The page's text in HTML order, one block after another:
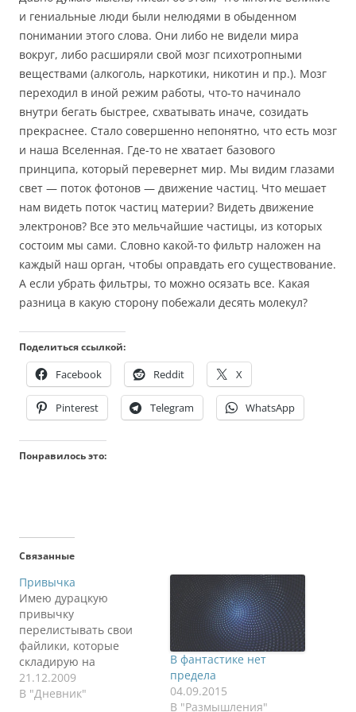
и гениальные люди были нелюдями в обыденном
понимании этого слова. Они либо не видели мира
вокруг, либо расширяли свой мозг психотропными
веществами (алкоголь, наркотики, никотин и пр.). Мозг
переходил в иной режим работы, что-то начинало
внутри бегать быстрее, схватывать иначе, созидать
прекраснее. Стало совершенно непонятно, что есть мозг
и наша Вселенная. Где-то не хватает базового
принципа, который перевернет мир. Мы видим глазами
свет — поток фотонов — движение частиц. Что мешает
нам видеть поток частиц материи? Видеть движение
электронов? Все это мельчайшие частицы, из которых
состоим мы сами. Словно какой-то фильтр наложен на
каждый наш орган, чтобы оправдать его существование.
А если убрать фильтры, то можно осязать все. Какая
разница в какую сторону побежали десять молекул?
Поделиться ссылкой:
Facebook Reddit X
Pinterest Telegram WhatsApp
Понравилось это:
Связанные
Привычка
Имею дурацкую
привычку
перелистывать свои
файлики, которые
складирую на
протяжении многих лет
в папочку с кодовым
21.12.2009
В "Дневник"
В фантастике нет
предела
04.09.2015
В "Размышления"